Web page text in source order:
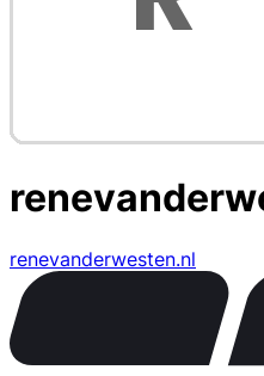
renevanderwesten.nl